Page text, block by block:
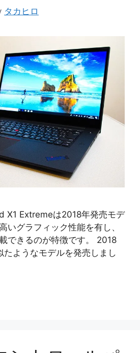
タカヒロ
X1 Extremeは2018年発売モデ
いグラフィック性能を有し、
できるのが特徴です。 2018
たようなモデルを発売しまし